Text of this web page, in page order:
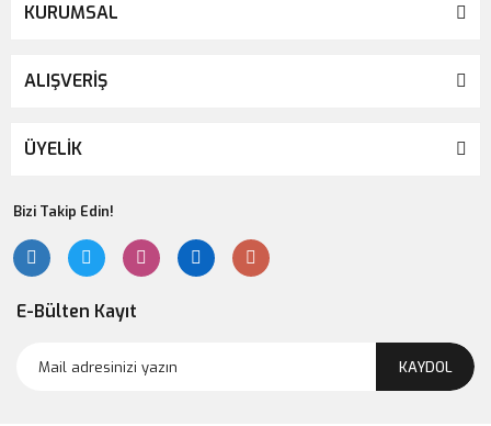
KURUMSAL
ALIŞVERİŞ
ÜYELİK
Bizi Takip Edin!
E-Bülten Kayıt
KAYDOL